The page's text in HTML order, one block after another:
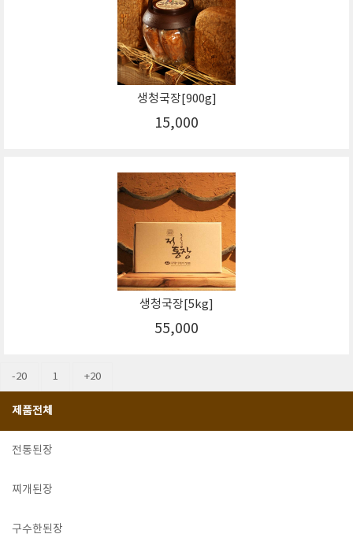
생청국장[900g]
15,000
생청국장[5kg]
55,000
-20 1 +20
제품전체
전통된장
찌개된장
구수한된장